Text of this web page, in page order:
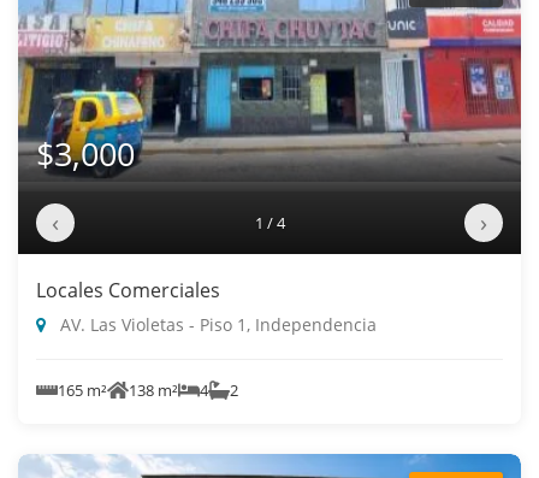
$3,000
‹ 1 / 4 ›
Locales Comerciales
AV. Las Violetas - Piso 1, Independencia
165 m² 138 m² 4 2